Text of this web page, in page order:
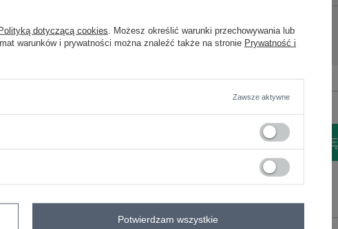
bordowy
L/XL 5906694077067
ZALOGUJ SIĘ I ZOBACZ CENĘ
dotyczącą cookies . Możesz określić warunki przechowywania lub
warunków i prywatności można znaleźć także na stronie Prywatność i
Zawsze aktywne
Potwierdzam wszystkie